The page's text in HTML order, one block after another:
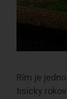
Rím je
tisícky